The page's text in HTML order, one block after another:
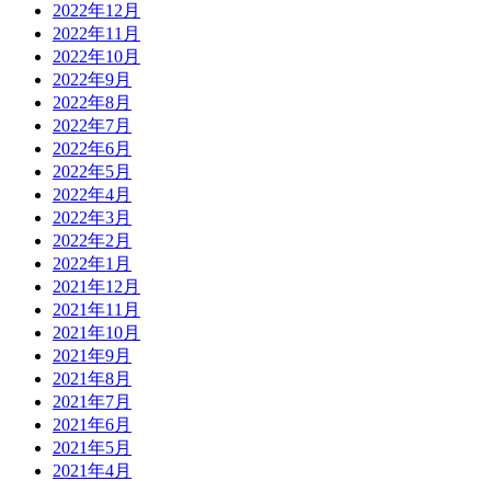
2022年12月
2022年11月
2022年10月
2022年9月
2022年8月
2022年7月
2022年6月
2022年5月
2022年4月
2022年3月
2022年2月
2022年1月
2021年12月
2021年11月
2021年10月
2021年9月
2021年8月
2021年7月
2021年6月
2021年5月
2021年4月